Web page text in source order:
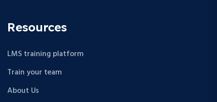
Resources
LMS training platform
Train your team
About Us